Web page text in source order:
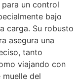
para un control
bajo
carga. Su robusto
asegura una
tanto
viajando con
del